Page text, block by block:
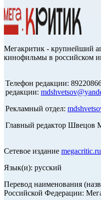
Мегакритик - крупнейший
кинофильмы в российском
Телефон редакции:
редакции:
Рекламный отдел:
Главный редактор Швецов
Сетевое издание megacritic.ru
Язык(и): русский
Перевод наименования
Российской Федерации: